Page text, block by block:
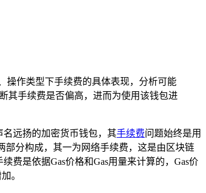
操作类型下手续费的具体表现，分析可能
其手续费是否偏高，进而为使用该钱包进
远扬的加密货币钱包，其手续费问题始终是用
部分构成，其一为网络手续费，这是由区块链
费是依据Gas价格和Gas用量来计算的，Gas价
。